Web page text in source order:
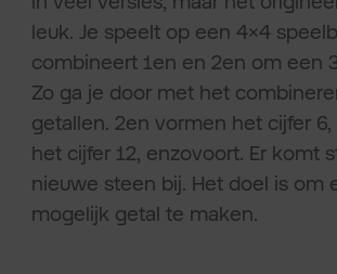
leuk. Je speelt op een 4×4
combineert 1en en 2en om een
Zo ga je door met het
getallen. 2en vormen het cijfer
het cijfer 12, enzovoort. Er komt
nieuwe steen bij. Het doel is om
mogelijk getal te maken.